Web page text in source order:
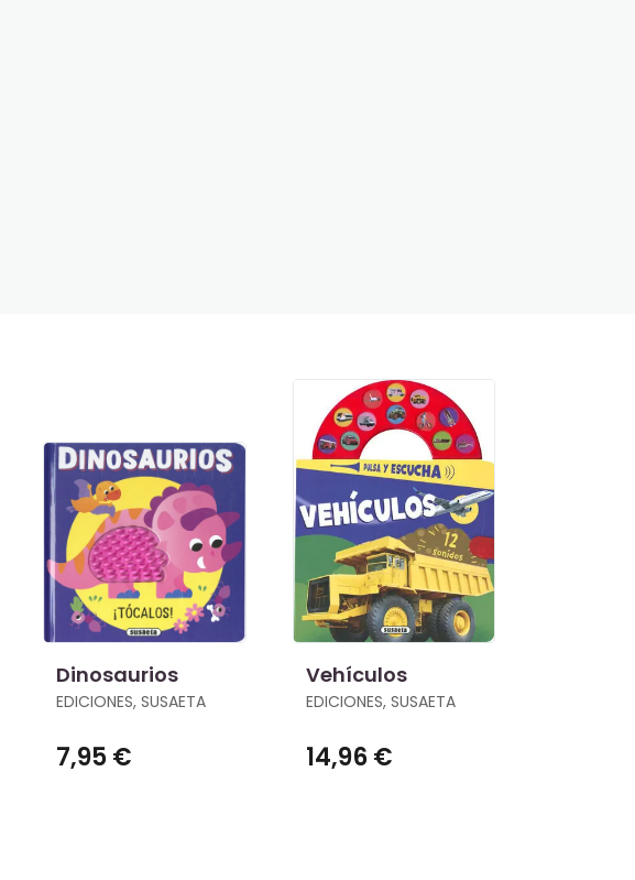
Dinosaurios
EDICIONES, SUSAETA
7,95 €
Vehículos
EDICIONES, SUSAETA
14,96 €